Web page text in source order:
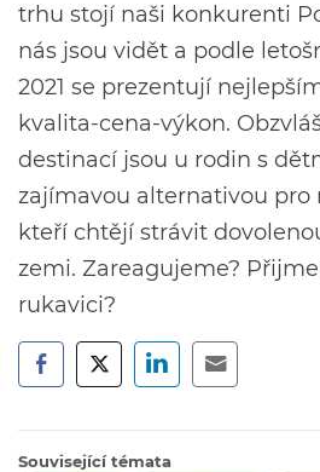
trhu stojí naši konkurenti
nás jsou vidět a podle
2021 se prezentují
kvalita-cena-výkon.
destinací jsou u rodin s
zajímavou alternativou pro
kteří chtějí strávit
zemi. Zareagujeme?
rukavici?
Související témata